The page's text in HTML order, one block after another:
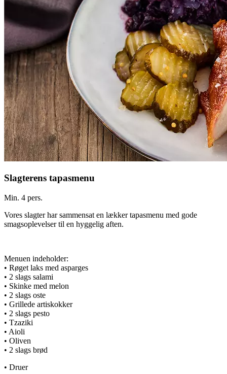
Slagterens tapasmenu
Min. 4 pers.
Vores slagter har sammensat en lækker tapasmenu med gode
smagsoplevelser til en hyggelig aften.
Menuen indeholder:
• Røget laks med asparges
• 2 slags salami
• Skinke med melon
• 2 slags oste
• Grillede artiskokker
• 2 slags pesto
• Tzaziki
• Aioli
• Oliven
• 2 slags brød
• Druer